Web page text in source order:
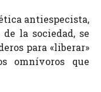
antiespecista,
la sociedad, se
para «liberar»
omnívoros que